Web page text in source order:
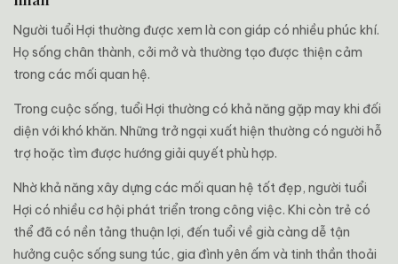
Người tuổi Hợi thường được xem là con giáp có nhiều phúc khí.
Họ sống chân thành, cởi mở và thường tạo được thiện cảm
trong các mối quan hệ.
Trong cuộc sống, tuổi Hợi thường có khả năng gặp may khi đối
diện với khó khăn. Những trở ngại xuất hiện thường có người hỗ
trợ hoặc tìm được hướng giải quyết phù hợp.
Nhờ khả năng xây dựng các mối quan hệ tốt đẹp, người tuổi
Hợi có nhiều cơ hội phát triển trong công việc. Khi còn trẻ có
thể đã có nền tảng thuận lợi, đến tuổi về già càng dễ tận
hưởng cuộc sống sung túc, gia đình yên ấm và tinh thần thoải